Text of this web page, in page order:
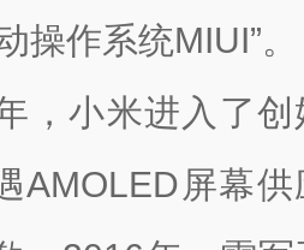
操作系统MIUI”。
，小米进入了
AMOLED屏幕